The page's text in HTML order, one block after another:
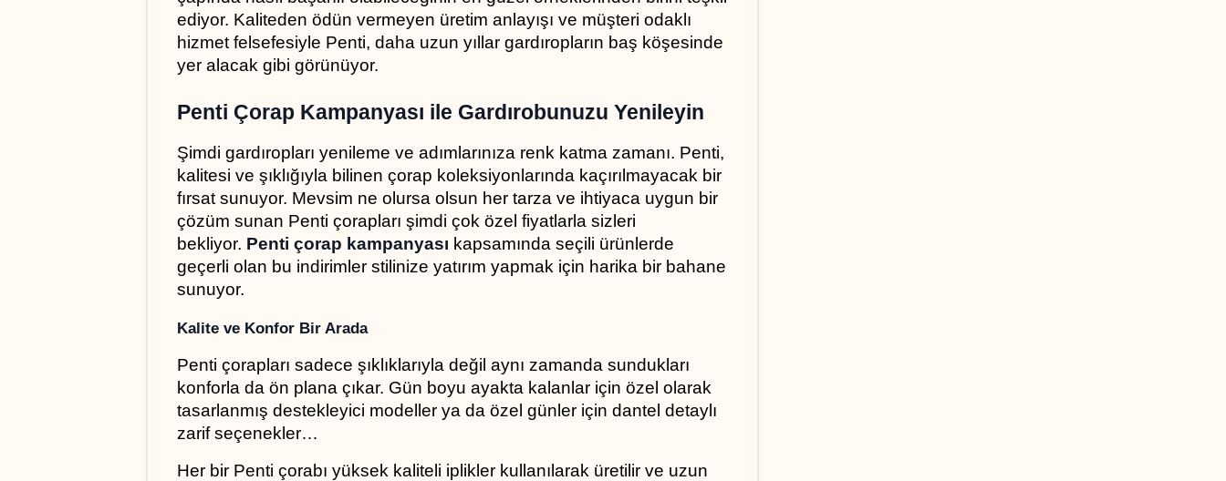
ediyor. Kaliteden ödün vermeyen üretim anlayışı ve müşteri odaklı
hizmet felsefesiyle Penti, daha uzun yıllar gardıropların baş köşesinde
yer alacak gibi görünüyor.
Penti Çorap Kampanyası ile Gardırobunuzu Yenileyin
Şimdi gardıropları yenileme ve adımlarınıza renk katma zamanı. Penti,
kalitesi ve şıklığıyla bilinen çorap koleksiyonlarında kaçırılmayacak bir
fırsat sunuyor. Mevsim ne olursa olsun her tarza ve ihtiyaca uygun bir
çözüm sunan Penti çorapları şimdi çok özel fiyatlarla sizleri
bekliyor. Penti çorap kampanyası kapsamında seçili ürünlerde
geçerli olan bu indirimler stilinize yatırım yapmak için harika bir bahane
sunuyor.
Kalite ve Konfor Bir Arada
Penti çorapları sadece şıklıklarıyla değil aynı zamanda sundukları
konforla da ön plana çıkar. Gün boyu ayakta kalanlar için özel olarak
tasarlanmış destekleyici modeller ya da özel günler için dantel detaylı
zarif seçenekler…
Her bir Penti çorabı yüksek kaliteli iplikler kullanılarak üretilir ve uzun